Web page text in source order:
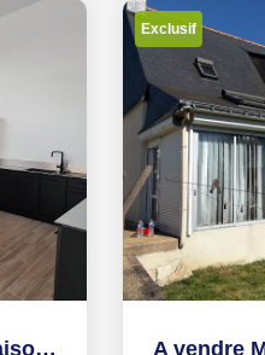
A vendre, Locminé maison de plain pied 127 m2, 3 chambres,...
Exclusif